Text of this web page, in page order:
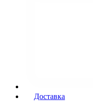
Доставка